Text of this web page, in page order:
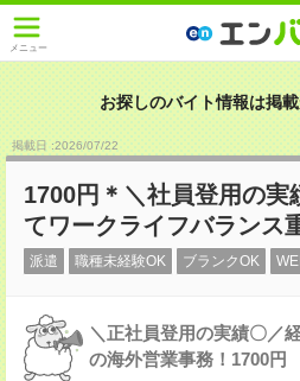
メニュー
お探しのバイト情報は掲載
掲載日 :2026/07/22
1700円＊＼社員登用の実
てワークライフバランス
派遣 職種未経験OK ブランクOK
＼正社員登用の実績〇／
の海外営業事務！1700円